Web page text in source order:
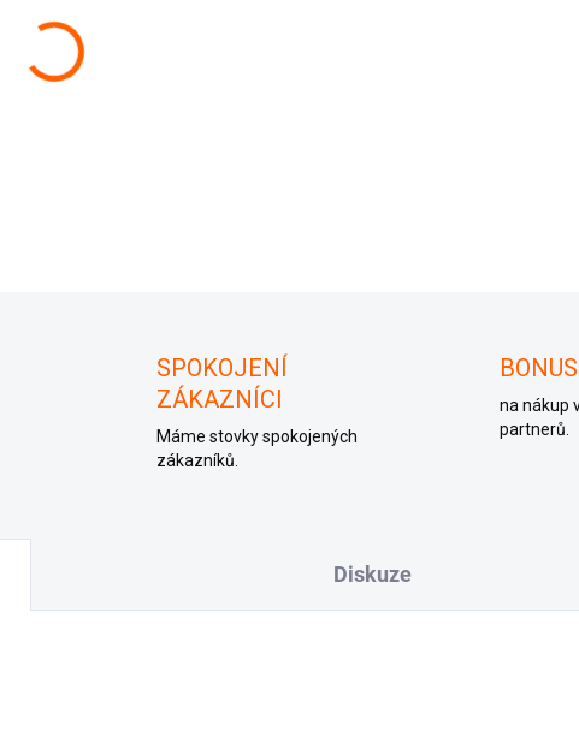
SPOKOJENÍ
ZÁKAZNÍCI
Máme stovky spokojených
zákazníků.
na nákup
partnerů.
Diskuze